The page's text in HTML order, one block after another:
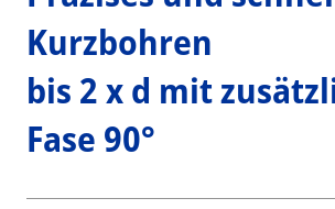
Kurzbohren
bis 2 x d mit
Fase 90°